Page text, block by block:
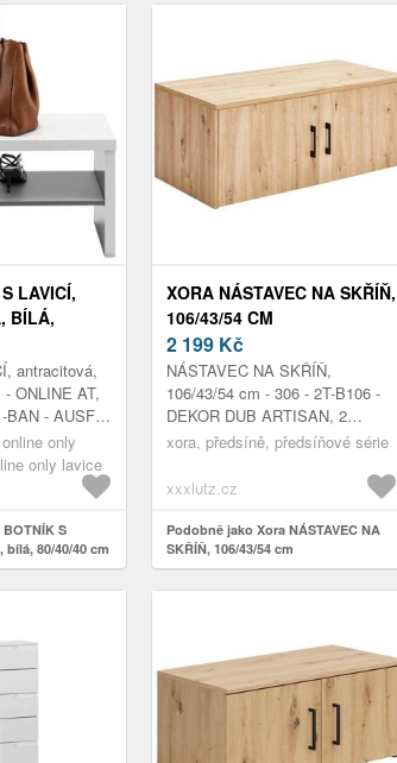
LAVICÍ,
BÍLÁ,
antracitová,
ONLINE AT,
BAN - AUSF:
-
only
only lavice
S
bílá, 80/40/40 cm
XORA NÁSTAVEC NA SKŘÍŇ,
106/43/54 CM
2 199 Kč
NÁSTAVEC NA SKŘÍŇ,
106/43/54 cm - 306 - 2T-B106 -
DEKOR DUB ARTISAN, 2
DVEŘE - Š/V/H: 106/43/54 CM
xora, předsíně, předsíňové série
xxxlutz.cz
Podobně jako Xora NÁSTAVEC NA
SKŘÍŇ, 106/43/54 cm